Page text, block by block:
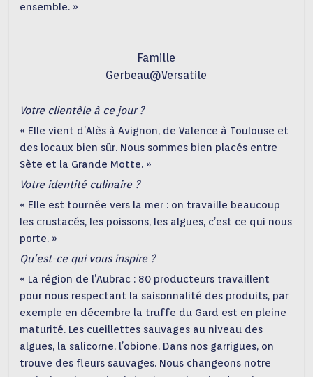
ensemble. »
Famille
Gerbeau@Versatile
Votre clientèle à ce jour ?
« Elle vient d’Alès à Avignon, de Valence à Toulouse et
des locaux bien sûr. Nous sommes bien placés entre
Sète et la Grande Motte. »
Votre identité culinaire ?
« Elle est tournée vers la mer : on travaille beaucoup
les crustacés, les poissons, les algues, c’est ce qui nous
porte. »
Qu’est-ce qui vous inspire ?
« La région de l’Aubrac : 80 producteurs travaillent
pour nous respectant la saisonnalité des produits, par
exemple en décembre la truffe du Gard est en pleine
maturité. Les cueillettes sauvages au niveau des
algues, la salicorne, l’obione. Dans nos garrigues, on
trouve des fleurs sauvages. Nous changeons notre